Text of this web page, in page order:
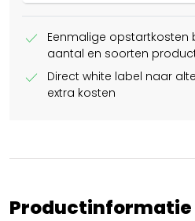
check
Eenmalige
aantal en soorten
check
Direct white label naar
extra kosten
Productinformatie